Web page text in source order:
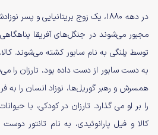
در دهه 1880، یک زوج بریتانیایی و
مجبور می‌شوند در جنگل‌های آفریقا
توسط پلنگی به نام سابور کشته می‌شوند.
به دست سابور از دست داده بود، تارزان را
همسرش و رهبر گوریل‌ها، نوزاد انسان را به
را بر او می گذارد. تارزان در کودکی، با
کالا و فیل پارانوئیدی، به نام تانتور